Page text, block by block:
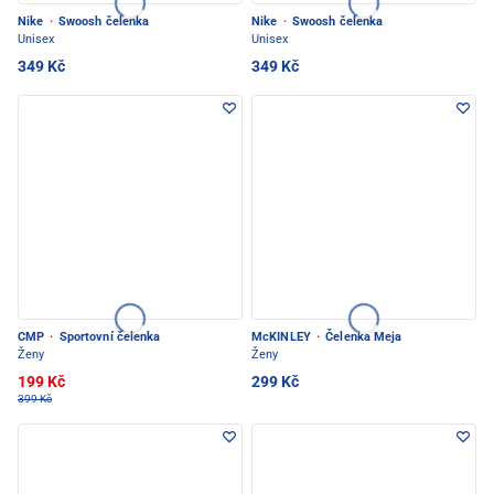
Nike · Swoosh čelenka
Unisex
349 Kč
Nike · Swoosh čelenka
Unisex
349 Kč
CMP · Sportovní čelenka
Ženy
199 Kč
399 Kč
McKINLEY · Čelenka Meja
Ženy
299 Kč